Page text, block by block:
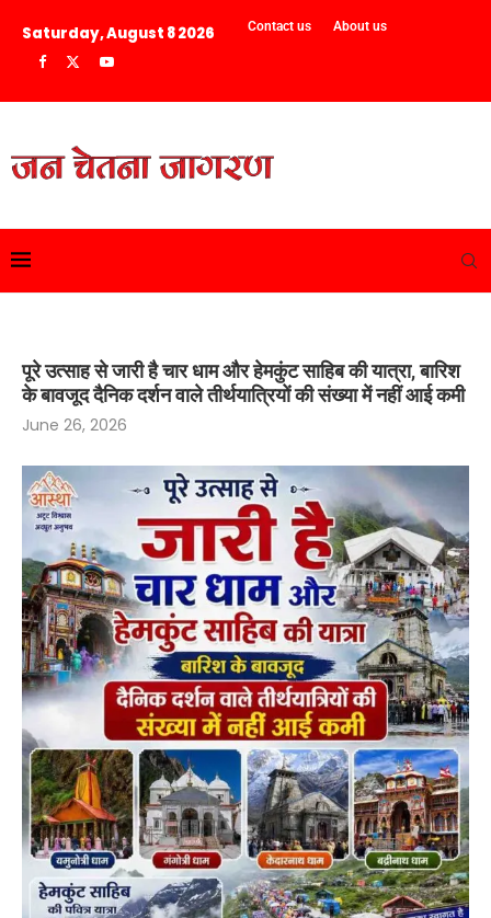
Saturday, August 8 2026 Contact us About us
पूरे उत्साह से जारी है चार धाम और हेमकुंट साहिब की यात्रा, बारिश
के बावजूद दैनिक दर्शन वाले तीर्थयात्रियों की संख्या में नहीं आई कमी
June 26, 2026